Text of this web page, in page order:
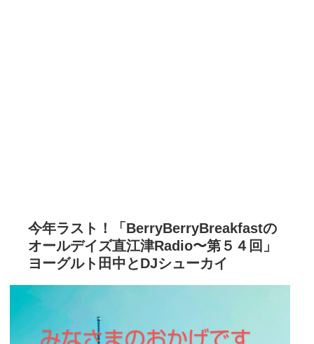
今年ラスト！「BerryBerryBreakfastの
オールデイズ直江津Radio〜第５４回」
ヨーグルト田中とDJシューカイ